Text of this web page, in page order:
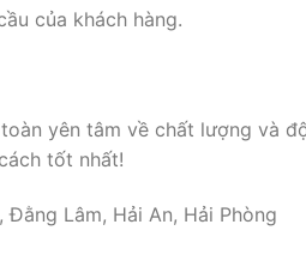
của khách hàng.
yên tâm về chất lượng và
tốt nhất!
Lâm, Hải An, Hải Phòng